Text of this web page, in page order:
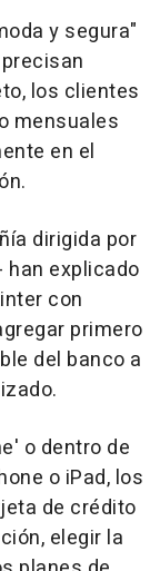
y segura"
los clientes
mensuales
en el
dirigida por
han explicado
con
primero
del banco a
o dentro de
o iPad, los
de crédito
elegir la